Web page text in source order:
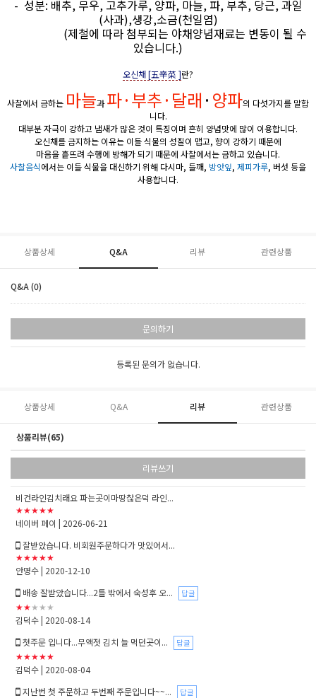
- 성분: 배추, 무우, 고추가루, 양파, 마늘, 파, 부추, 당근, 과일
(사과),생강,소금(천일염)
(제철에 따라 첨부되는 야채양념재료는 변동이 될 수
있습니다.)
오신채 [五辛菜 ]란?
사찰에서 금하는 마늘과 파·부추·달래 · 양파의 다섯가지를 말합
니다.
대부분 자극이 강하고 냄새가 많은 것이 특징이며 흔히 양념맛에 많이 이용합니다.
오신채를 금지하는 이유는 이들 식물의 성질이 맵고, 향이 강하기 때문에
마음을 흩뜨려 수행에 방해가 되기 때문에 사찰에서는 금하고 있습니다.
사찰음식에서는 이들 식물을 대신하기 위해 다시마, 들깨, 방앗잎, 제피가루, 버섯 등을
사용합니다.
상품상세 Q&A 리뷰 관련상품
Q&A (0)
문의하기
등록된 문의가 없습니다.
상품상세 Q&A 리뷰 관련상품
상품리뷰(65)
리뷰쓰기
비건라인김치래요 파는곳이마땅찮은덕 라인...
★★★★★
네이버 페이 | 2026-06-21
잘받았습니다. 비회원주문하다가 맛있어서...
★★★★★
안명수| 2020-12-10
배송 잘받았습니다...2틀 밖에서 숙성후 오...
답글
★★★★★
김덕수| 2020-08-14
첫주문 입니다...무액젓 김치 늘 먹던곳이...
답글
★★★★★
김덕수| 2020-08-04
지난번 첫 주문하고 두번째 주문입니다~~...
답글